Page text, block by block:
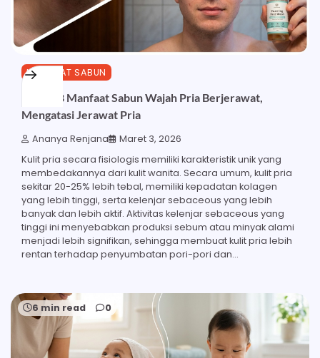
MANFAAT SABUN
Inilah 28 Manfaat Sabun Wajah Pria Berjerawat,
Mengatasi Jerawat Pria
Ananya Renjana Maret 3, 2026
Kulit pria secara fisiologis memiliki karakteristik unik yang
membedakannya dari kulit wanita. Secara umum, kulit pria
sekitar 20-25% lebih tebal, memiliki kepadatan kolagen
yang lebih tinggi, serta kelenjar sebaceous yang lebih
banyak dan lebih aktif. Aktivitas kelenjar sebaceous yang
tinggi ini menyebabkan produksi sebum atau minyak alami
menjadi lebih signifikan, sehingga membuat kulit pria lebih
rentan terhadap penyumbatan pori-pori dan…
6 min read 0